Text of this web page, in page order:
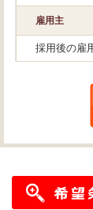
雇用主
採用後の雇